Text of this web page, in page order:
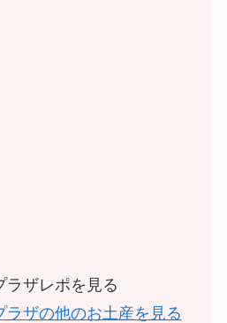
ラザレポを見る
ラザの他のお土産を見る